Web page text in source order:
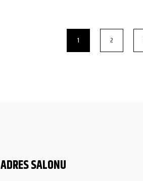
1 2
ADRES SALONU